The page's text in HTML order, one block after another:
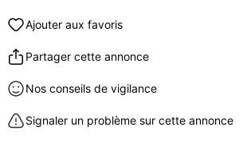
Ajouter aux favoris
Partager cette annonce
Nos conseils de vigilance
Signaler un problème sur cette annonce